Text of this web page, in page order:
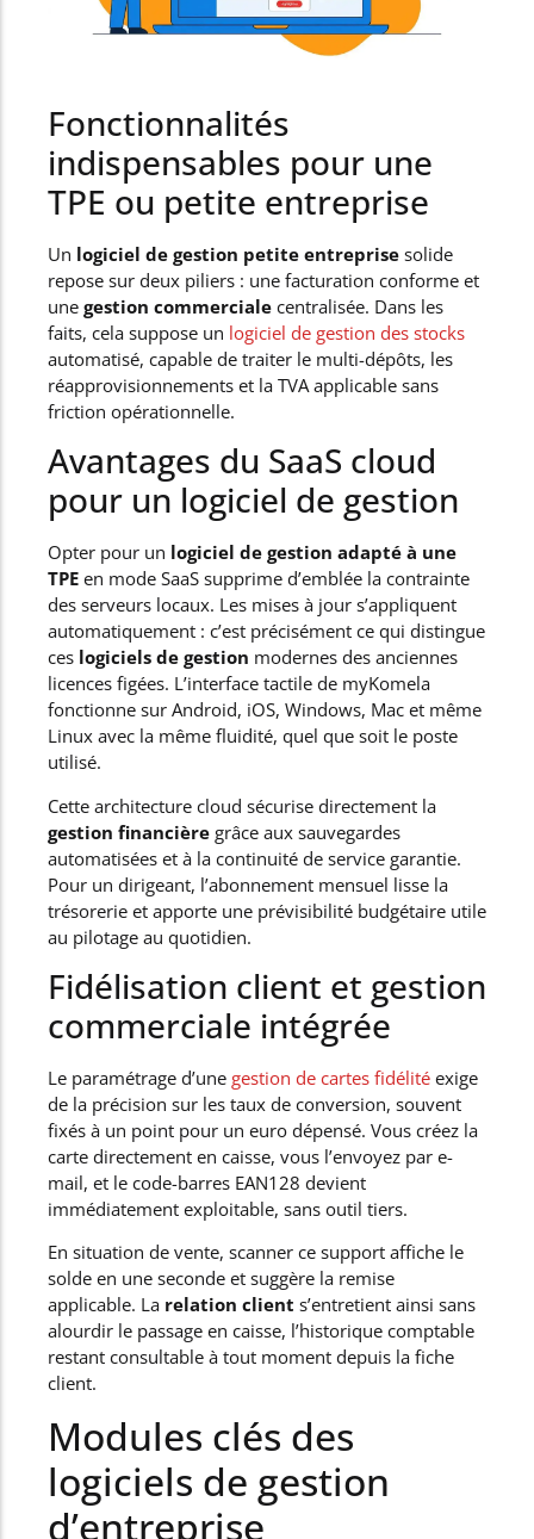
Fonctionnalités
indispensables pour une
TPE ou petite entreprise
Un logiciel de gestion petite entreprise solide
repose sur deux piliers : une facturation conforme et
une gestion commerciale centralisée. Dans les
faits, cela suppose un logiciel de gestion des stocks
automatisé, capable de traiter le multi-dépôts, les
réapprovisionnements et la TVA applicable sans
friction opérationnelle.
Avantages du SaaS cloud
pour un logiciel de gestion
Opter pour un logiciel de gestion adapté à une
TPE en mode SaaS supprime d’emblée la contrainte
des serveurs locaux. Les mises à jour s’appliquent
automatiquement : c’est précisément ce qui distingue
ces logiciels de gestion modernes des anciennes
licences figées. L’interface tactile de myKomela
fonctionne sur Android, iOS, Windows, Mac et même
Linux avec la même fluidité, quel que soit le poste
utilisé.
Cette architecture cloud sécurise directement la
gestion financière grâce aux sauvegardes
automatisées et à la continuité de service garantie.
Pour un dirigeant, l’abonnement mensuel lisse la
trésorerie et apporte une prévisibilité budgétaire utile
au pilotage au quotidien.
Fidélisation client et gestion
commerciale intégrée
Le paramétrage d’une gestion de cartes fidélité exige
de la précision sur les taux de conversion, souvent
fixés à un point pour un euro dépensé. Vous créez la
carte directement en caisse, vous l’envoyez par e-
mail, et le code-barres EAN128 devient
immédiatement exploitable, sans outil tiers.
En situation de vente, scanner ce support affiche le
solde en une seconde et suggère la remise
applicable. La relation client s’entretient ainsi sans
alourdir le passage en caisse, l’historique comptable
restant consultable à tout moment depuis la fiche
client.
Modules clés des
logiciels de gestion
d’entreprise